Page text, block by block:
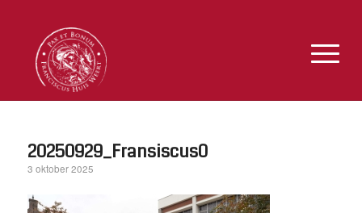
20250929_Fransiscus0
3 oktober 2025